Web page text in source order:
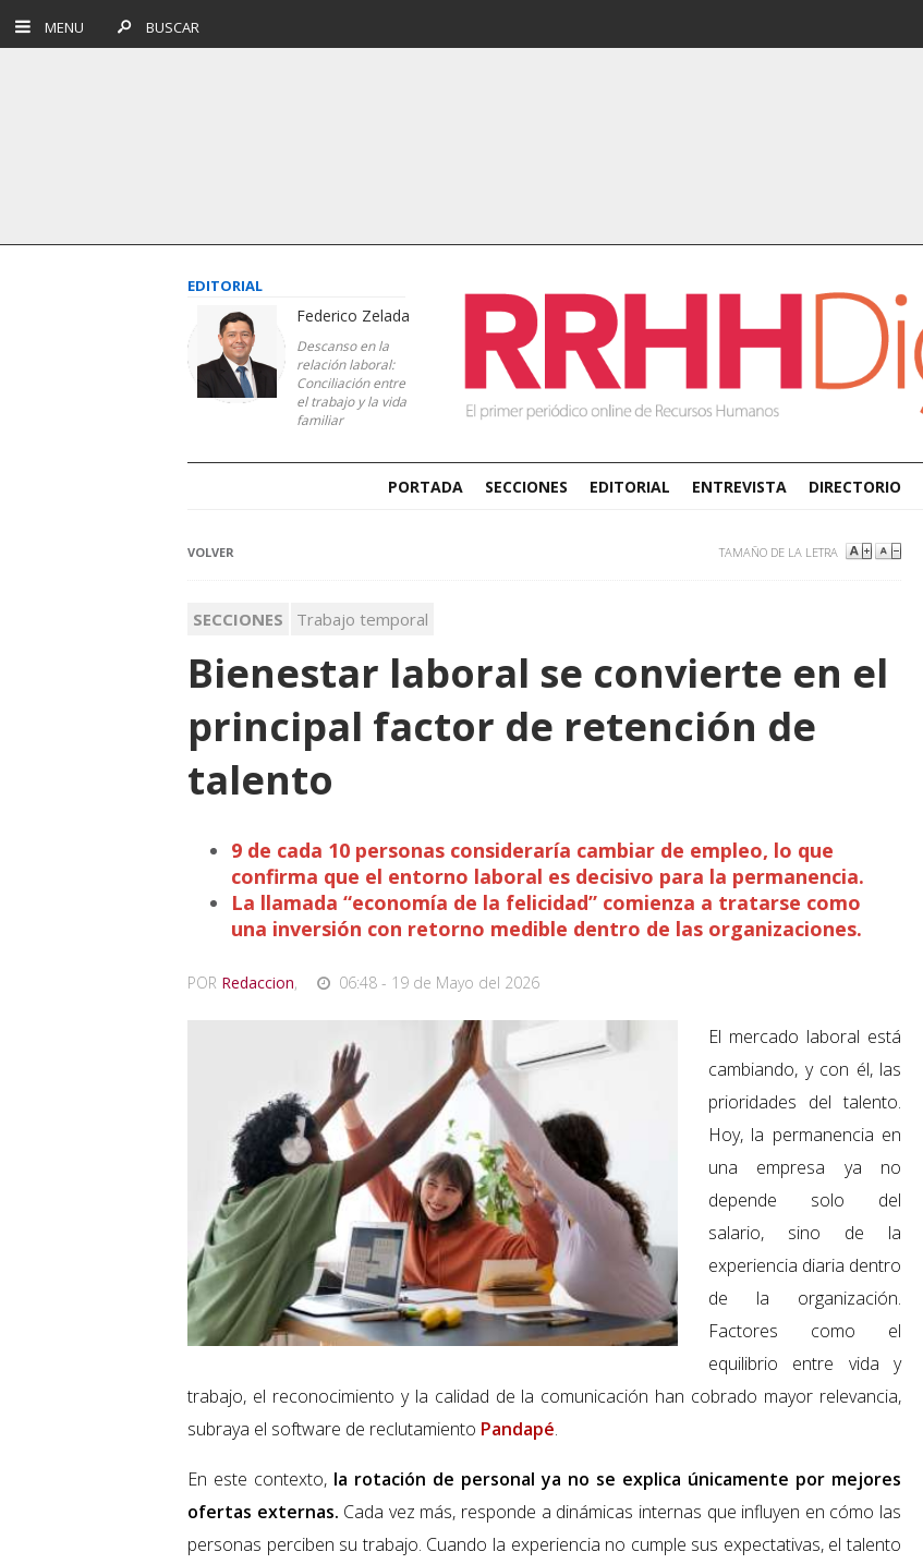
MENU BUSCAR
EDITORIAL
Federico Zelada
Descanso en la
relación laboral:
Conciliación entre
el trabajo y la vida
familiar
PORTADA SECCIONES EDITORIAL ENTREVISTA DIRECTORIO
VOLVER TAMAÑO DE LA LETRA
SECCIONES Trabajo temporal
Bienestar laboral se convierte en el
principal factor de retención de
talento
9 de cada 10 personas consideraría cambiar de empleo, lo que
confirma que el entorno laboral es decisivo para la permanencia.
La llamada “economía de la felicidad” comienza a tratarse como
una inversión con retorno medible dentro de las organizaciones.
POR Redaccion, 06:48 - 19 de Mayo del 2026
El mercado laboral está
cambiando, y con él, las
prioridades del talento.
Hoy, la permanencia en
una empresa ya no
depende solo del
salario, sino de la
experiencia diaria dentro
de la organización.
Factores como el
equilibrio entre vida y
trabajo, el reconocimiento y la calidad de la comunicación han cobrado mayor relevancia,
subraya el software de reclutamiento Pandapé.
En este contexto, la rotación de personal ya no se explica únicamente por mejores
ofertas externas. Cada vez más, responde a dinámicas internas que influyen en cómo las
personas perciben su trabajo. Cuando la experiencia no cumple sus expectativas, el talento